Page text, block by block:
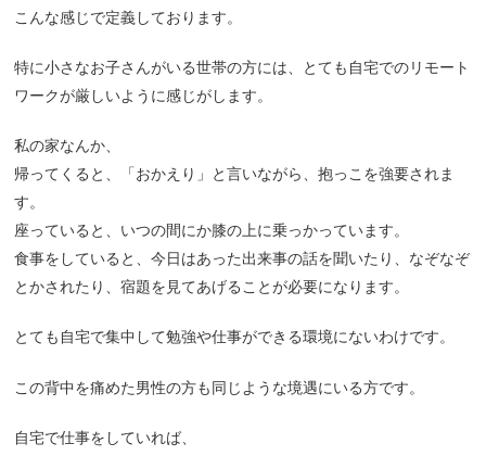
こんな感じで定義しております。
特に小さなお子さんがいる世帯の方には、とても自宅でのリモート
ワークが厳しいように感じがします。
私の家なんか、
帰ってくると、「おかえり」と言いながら、抱っこを強要されま
す。
座っていると、いつの間にか膝の上に乗っかっています。
食事をしていると、今日はあった出来事の話を聞いたり、なぞなぞ
とかされたり、宿題を見てあげることが必要になります。
とても自宅で集中して勉強や仕事ができる環境にないわけです。
この背中を痛めた男性の方も同じような境遇にいる方です。
自宅で仕事をしていれば、